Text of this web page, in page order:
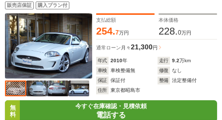
販売店保証 購入プラン付
支払総額
254.7万円
本体価格
228.0万円
通常ローン 月々21,300円
年式 2010年 走行 9.2万km
車検
車検整備無 修復
なし
保証
保証付 整備
法定整備付
住所
東京都昭島市
無
料
今すぐ在庫確認・見積依頼
電話する